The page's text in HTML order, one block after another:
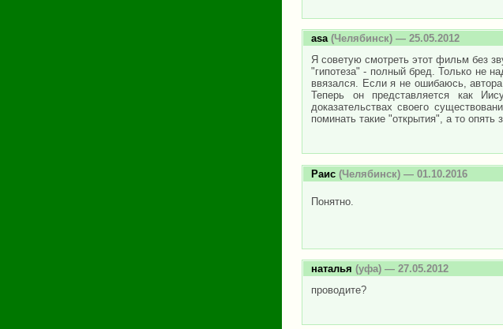
asa(Челябинск) — 25.05.2012
Я советую смотреть этот фильм без
"гипотеза" - полный бред. Только не
ввязался. Если я не ошибаюсь,
Теперь он представляется как
доказательствах своего
поминать такие "открытия", а то опять
Раис (Челябинск) — 01.10.2016
Понятно.
наталья (уфа) — 27.05.2012
проводите?